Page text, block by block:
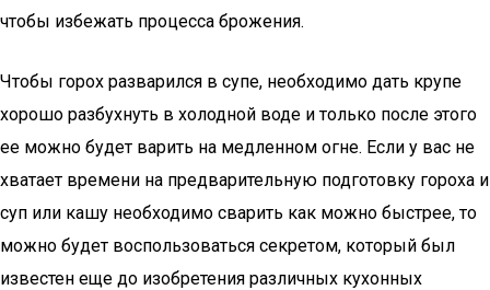
чтобы избежать процесса брожения.
Чтобы горох разварился в супе, необходимо дать крупе
хорошо разбухнуть в холодной воде и только после этого
ее можно будет варить на медленном огне. Если у вас не
хватает времени на предварительную подготовку гороха и
суп или кашу необходимо сварить как можно быстрее, то
можно будет воспользоваться секретом, который был
известен еще до изобретения различных кухонных